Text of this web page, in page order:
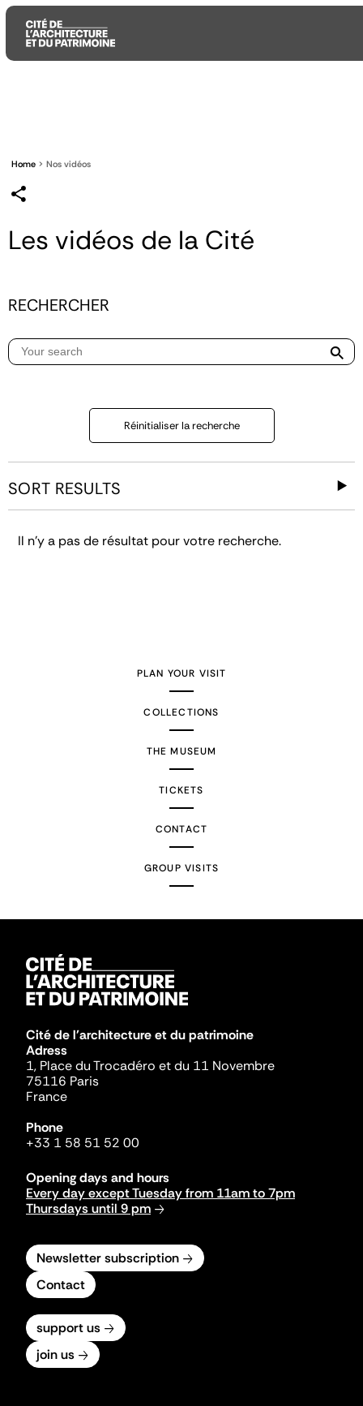
principal
principal
recherche
Home Nos vidéos
Les vidéos de la Cité
RECHERCHER
Réinitialiser la recherche
SORT RESULTS
Il n'y a pas de résultat pour votre recherche.
PLAN YOUR VISIT
COLLECTIONS
THE MUSEUM
TICKETS
CONTACT
GROUP VISITS
Cité de l'architecture et du patrimoine
Adress
1, Place du Trocadéro et du 11 Novembre
75116 Paris
France
Phone
+33 1 58 51 52 00
Opening days and hours
Every day except Tuesday from 11am to 7pm
Thursdays until 9 pm
Newsletter subscription
Contact
support us
join us